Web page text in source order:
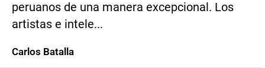
peruanos de una manera excepcional. Los
artistas e intele...
Carlos Batalla